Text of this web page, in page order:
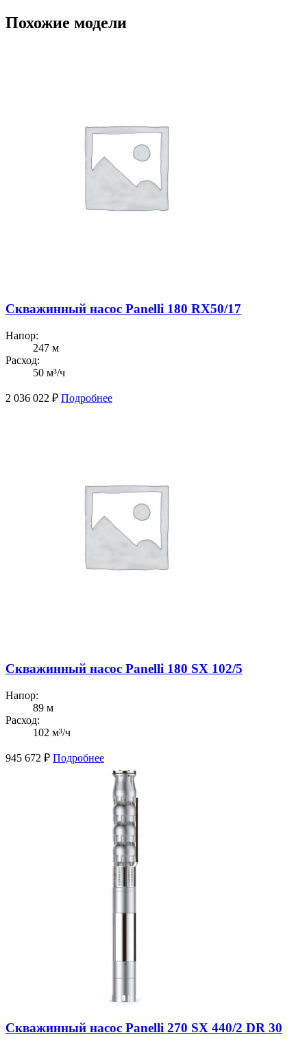
Похожие модели
Скважинный насос Panelli 180 RX50/17
Напор:
247 м
Расход:
50 м³/ч
2 036 022 ₽ Подробнее
Скважинный насос Panelli 180 SX 102/5
Напор:
89 м
Расход:
102 м³/ч
945 672 ₽ Подробнее
Скважинный насос Panelli 270 SX 440/2 DR 30